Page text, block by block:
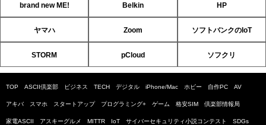
brand new ME! Belkin HP
ヤマハ Zoom ソフトバンクのIoT
STORM pCloud ソフクリ
TOP ASCII倶楽部 ビジネス TECH デジタル iPhone/Mac ホビー 自作PC AV
アキバ スマホ スタートアップ プログラミング+ ゲーム 格安SIM 倶楽部情報局
家電ASCII アスキーグルメ MITTR IoT サイバーセキュリティ小説コンテスト SDGs